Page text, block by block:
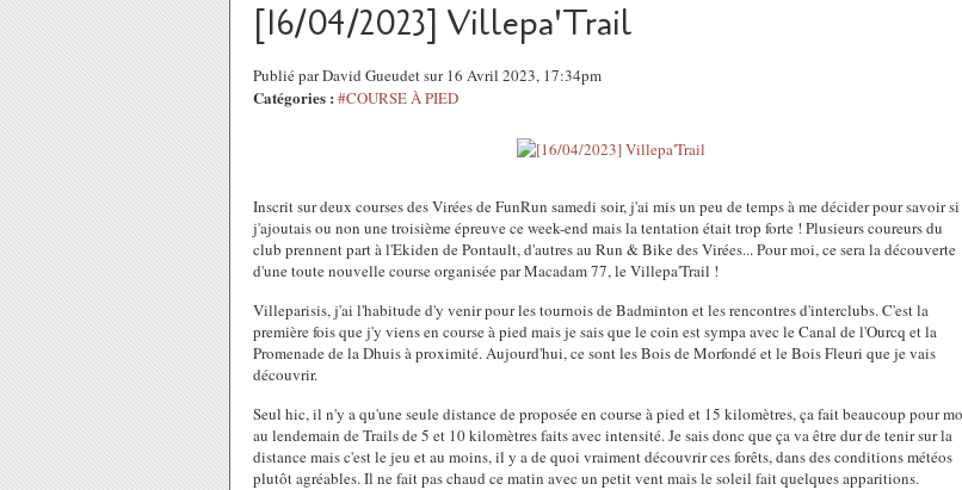
[16/04/2023] Villepa'Trail
Publié par David Gueudet sur 16 Avril 2023, 17:34pm
Catégories : #COURSE À PIED
Inscrit sur deux courses des Virées de FunRun samedi soir, j'ai mis un peu de temps à me décider pour savoir si
j'ajoutais ou non une troisième épreuve ce week-end mais la tentation était trop forte ! Plusieurs coureurs du
club prennent part à l'Ekiden de Pontault, d'autres au Run & Bike des Virées... Pour moi, ce sera la découverte
d'une toute nouvelle course organisée par Macadam 77, le Villepa'Trail !
Villeparisis, j'ai l'habitude d'y venir pour les tournois de Badminton et les rencontres d'interclubs. C'est la
première fois que j'y viens en course à pied mais je sais que le coin est sympa avec le Canal de l'Ourcq et la
Promenade de la Dhuis à proximité. Aujourd'hui, ce sont les Bois de Morfondé et le Bois Fleuri que je vais
découvrir.
Seul hic, il n'y a qu'une seule distance de proposée en course à pied et 15 kilomètres, ça fait beaucoup pour
au lendemain de Trails de 5 et 10 kilomètres faits avec intensité. Je sais donc que ça va être dur de tenir sur la
distance mais c'est le jeu et au moins, il y a de quoi vraiment découvrir ces forêts, dans des conditions météos
plutôt agréables. Il ne fait pas chaud ce matin avec un petit vent mais le soleil fait quelques apparitions.